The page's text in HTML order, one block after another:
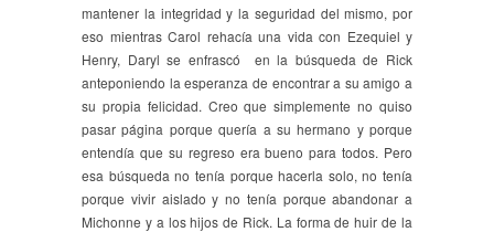
mantener la integridad y la seguridad del mismo, por
eso mientras Carol rehacía una vida con Ezequiel y
Henry, Daryl se enfrascó en la búsqueda de Rick
anteponiendo la esperanza de encontrar a su amigo a
su propia felicidad. Creo que simplemente no quiso
pasar página porque quería a su hermano y porque
entendía que su regreso era bueno para todos. Pero
esa búsqueda no tenía porque hacerla solo, no tenía
porque vivir aislado y no tenía porque abandonar a
Michonne y a los hijos de Rick. La forma de huir de la